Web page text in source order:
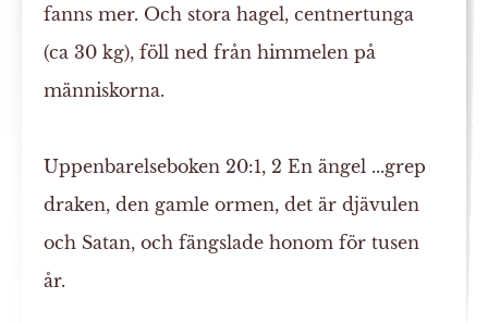
fanns mer. Och storahagel, centnertunga
(ca 30 kg), föll ned från himmelen på
människorna.
Uppenbarelseboken 20:1, 2 En ängel ...grep
draken, den gamle ormen, det är djävulen
och Satan, ochfängslade honom för tusen
år.